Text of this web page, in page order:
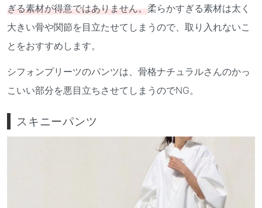
ぎる素材が得意ではありません。 柔らかすぎる素材は太く
大きい骨や関節を目立たせてしまうので、取り入れないこ
とをおすすめします。
シフォンプリーツのパンツは、骨格ナチュラルさんのかっ
こいい部分を悪目立ちさせてしまうのでNG。
スキニーパンツ